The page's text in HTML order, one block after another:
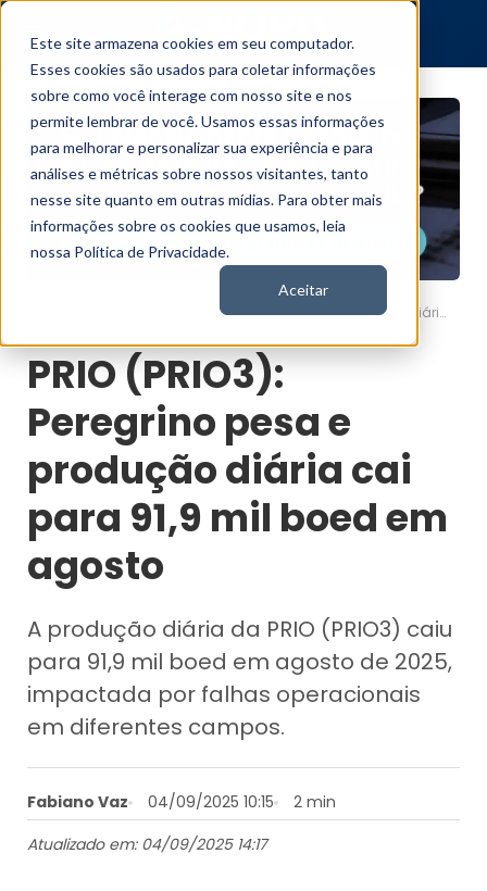
Este site armazena cookies em seu computador.
Esses cookies são usados para coletar informações
sobre como você interage com nosso site e nos
permite lembrar de você. Usamos essas informações
para melhorar e personalizar sua experiência e para
análises e métricas sobre nossos visitantes, tanto
nesse site quanto em outras mídias. Para obter mais
informações sobre os cookies que usamos, leia
nossa Política de Privacidade.
Aceitar
PRIO (PRIO3): Peregrino pesa e produção diária cai para 91,9 mil boed em agosto
PRIO (PRIO3):
Peregrino pesa e
produção diária cai
para 91,9 mil boed em
agosto
A produção diária da PRIO (PRIO3) caiu
para 91,9 mil boed em agosto de 2025,
impactada por falhas operacionais
em diferentes campos.
Fabiano Vaz 04/09/2025 10:15
2 min
Atualizado em: 04/09/2025 14:17